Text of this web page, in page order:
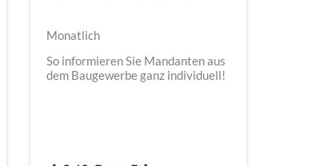
Monatlich
So informieren Sie Mandanten aus
dem Baugewerbe ganz individuell!